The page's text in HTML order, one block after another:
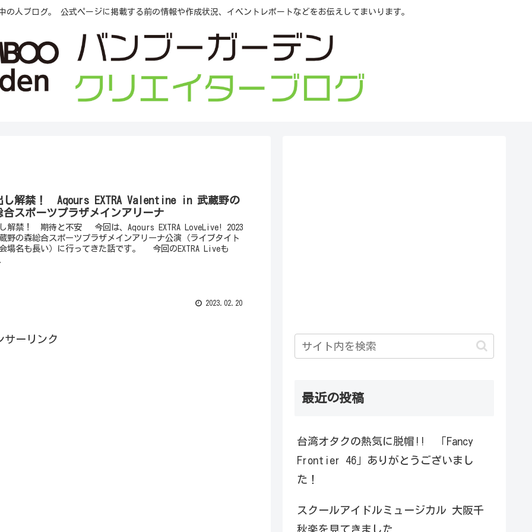
の人ブログ。 公式ページに掲載する前の情報や作成状況、イベントレポートなどをお伝えしてまいります。
し解禁！ Aqours EXTRA Valentine in 武蔵野の
合スポーツプラザメインアリーナ
解禁！ 期待と不安 今回は、Aqours EXTRA LoveLive! 2023
野の森総合スポーツプラザメインアリーナ公演（ライブタイト
場名も長い）に行ってきた話です。 今回のEXTRA Liveも
2023.02.20
サーリンク
最近の投稿
台湾オタクの熱気に脱帽!! 「Fancy
Frontier 46」ありがとうございまし
た！
スクールアイドルミュージカル 大阪千
秋楽を見てきました